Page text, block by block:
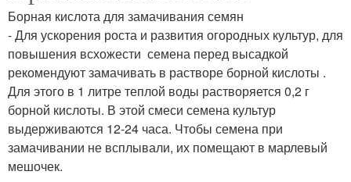
Борная кислота для замачивания семян
- Для ускорения роста и развития огородных культур, для
повышения всхожести семена перед высадкой
рекомендуют замачивать в растворе борной кислоты .
Для этого в 1 литре теплой воды растворяется 0,2 г
борной кислоты. В этой смеси семена культур
выдерживаются 12-24 часа. Чтобы семена при
замачивании не всплывали, их помещают в марлевый
мешочек.